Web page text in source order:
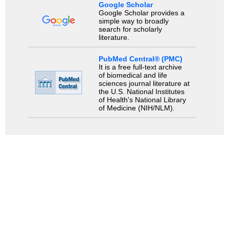
Google Scholar
Google Scholar provides a
simple way to broadly
search for scholarly
literature.
PubMed Central® (PMC)
It is a free full-text archive
of biomedical and life
sciences journal literature at
the U.S. National Institutes
of Health's National Library
of Medicine (NIH/NLM).